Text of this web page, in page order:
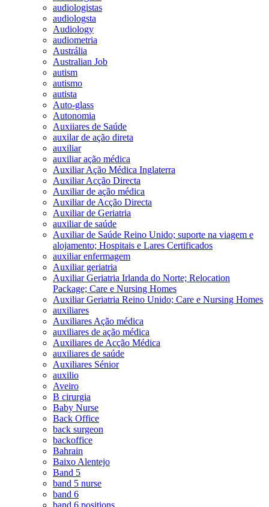
audiologistas
audiologsta
Audiology
audiometria
Austrália
Australian Job
autism
autismo
autista
Auto-glass
Autonomia
Auxiiares de Saúde
auxilar de ação direta
auxiliar
auxiliar ação médica
Auxiliar Ação Médica Inglaterra
Auxiliar Acção Directa
Auxiliar de ação médica
Auxiliar de Acção Directa
Auxiliar de Geriatria
auxiliar de saúde
Auxiliar de Saúde Reino Unido; suporte na viagem e
alojamento; Hospitais e Lares Certificados
auxiliar enfermagem
Auxiliar geriatria
Auxiliar Geriatria Irlanda do Norte; Relocation
Package; Care e Nursing Homes
Auxiliar Geriatria Reino Unido; Care e Nursing Homes
auxiliares
Auxiliares Ação médica
auxiliares de ação médica
Auxiliares de Acção Médica
auxiliares de saúde
Auxiliares Sénior
auxilio
Aveiro
B cirurgia
Baby Nurse
Back Office
back surgeon
backoffice
Bahrain
Baixo Alentejo
Band 5
band 5 nurse
band 6
band 6 positions